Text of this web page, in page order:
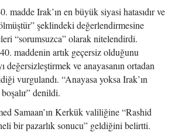
madde Irak’ın en büyük siyasi hatasıdır ve
şeklindeki değerlendirmesine
“sorumsuzca” olarak nitelendirdi.
maddenin artık geçersiz olduğunu
değersizleştirmek ve anayasanın ortadan
vurgulandı. “Anayasa yoksa Irak’ın
denildi.
Samaan’ın Kerkük valiliğine “Rashid
bir pazarlık sonucu” geldiğini belirtti.